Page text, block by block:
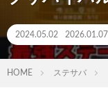
2024.05.02
HOME ステサバ